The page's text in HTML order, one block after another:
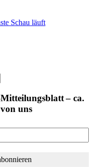
Schau läuft
– ca.
uns